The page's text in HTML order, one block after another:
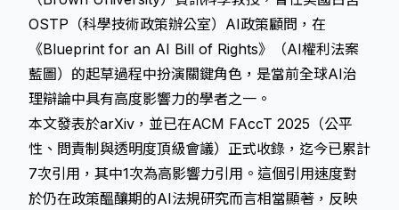
OSTP（科學技術政策辦公室）AI政策顧問，在
《Blueprint for an AI Bill of Rights》（AI權利法案
藍圖）的起草過程中扮演關鍵角色，是當前全球AI治
理辯論中具有高度影響力的學者之一。
本文發表於arXiv，並已在ACM FAccT 2025（公平
性、問責制與透明度頂級會議）正式收錄，迄今已累計
7次引用，其中1次為高影響力引用。這個引用速度對
於仍在政策醞釀期的AI法規研究而言相當顯著，反映